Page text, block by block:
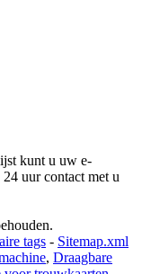
kunt u uw e-
uur contact met u
tags - Sitemap.xml
, Draagbare